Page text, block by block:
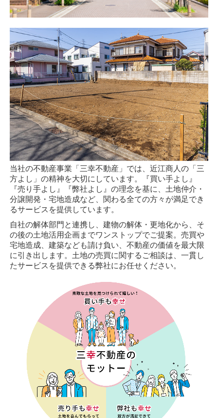
プライバシーポリシー
当社の不動産事業「三幸不動産」では、近江商人の「三
方よし」の精神を大切にしています。『買い手よし』
『売り手よし』『弊社よし』の理念を基に、土地仲介・
分譲開発・宅地造成など、関わる全ての方々が満足でき
るサービスを提供しています。
自社の解体部門と連携し、建物の解体・更地化から、そ
の後の土地活用企画までワンストップでご提案。売買や
宅地造成、建築なども請け負い、不動産の価値を最大限
に引き出します。土地の売買に関するご相談は、一貫し
たサービスを提供できる弊社にお任せください。